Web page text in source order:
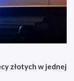
złotych w jednej